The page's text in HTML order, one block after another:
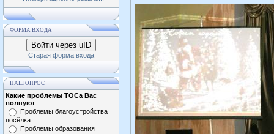
ФОРМА ВХОДА
Войти через uID
Старая форма входа
НАШ ОПРОС
Какие проблемы ТОСа Вас
волнуют
Проблемы благоустройства
посёлка
Проблемы образования